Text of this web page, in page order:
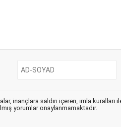
inançlara saldırı içeren, imla kuralları
yorumlar onaylanmamaktadır.